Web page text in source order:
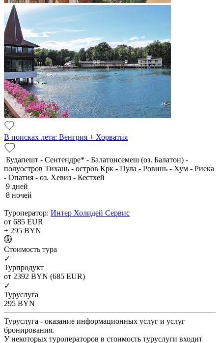
В поисках лета: Венгрия + Хорватия
Будапешт - Сентендре* - Балатонсемеш (оз. Балатон) -
полуостров Тихань - остров Крк - Пула - Ровинь - Хум - Риека
- Опатия - оз. Хевиз - Кестхей
9 дней
8 ночей
Туроператор: Интер Холидей Сервис
от 685 EUR
+ 295 BYN
Cтоимость тура
✓
Турпродукт
от 2392 BYN (685 EUR)
✓
Туруслуга
295 BYN
Туруслуга - оказание информационных услуг и услуг
бронирования.
У некоторых туроператоров в стоимость туруслуги входит